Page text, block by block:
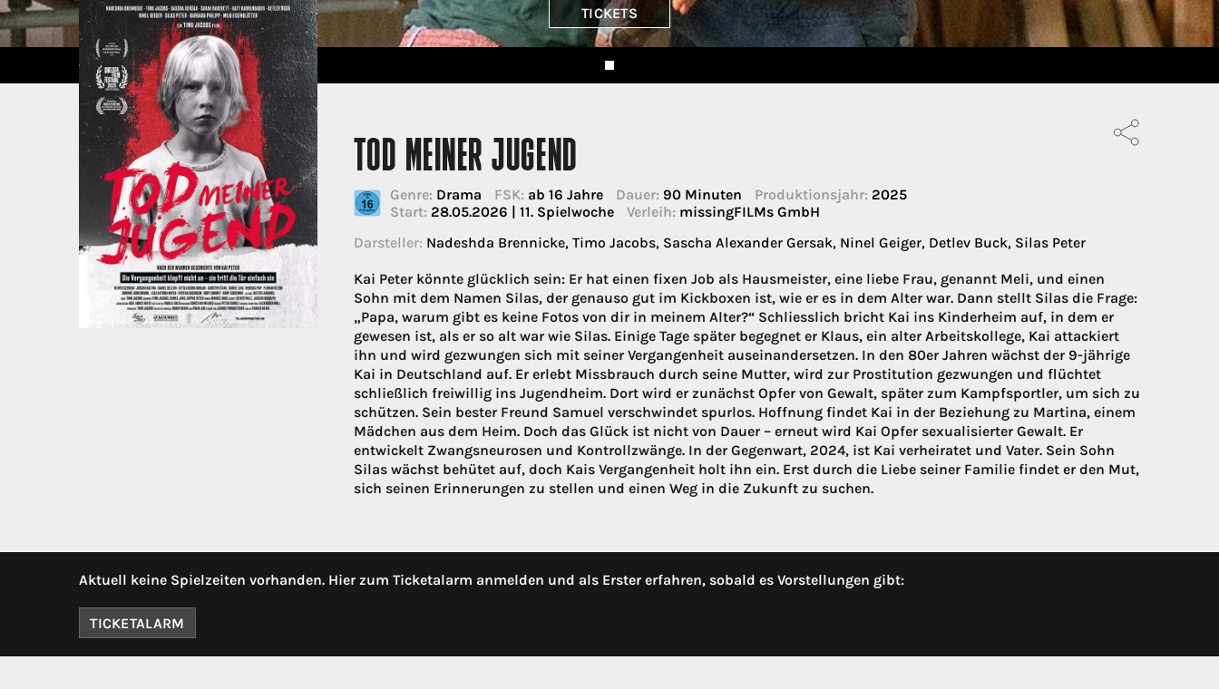
TICKETS
TOD MEINER JUGEND
Genre: Drama FSK: ab 16 Jahre Dauer: 90 Minuten Produktionsjahr: 2025
Start: 28.05.2026 | 11. Spielwoche Verleih: missingFILMs GmbH
Darsteller: Nadeshda Brennicke, Timo Jacobs, Sascha Alexander Gersak, Ninel Geiger, Detlev Buck, Silas Peter
Kai Peter könnte glücklich sein: Er hat einen fixen Job als Hausmeister, eine liebe Frau, genannt Meli, und einen
Sohn mit dem Namen Silas, der genauso gut im Kickboxen ist, wie er es in dem Alter war. Dann stellt Silas die Frage:
„Papa, warum gibt es keine Fotos von dir in meinem Alter?“ Schliesslich bricht Kai ins Kinderheim auf, in dem er
gewesen ist, als er so alt war wie Silas. Einige Tage später begegnet er Klaus, ein alter Arbeitskollege, Kai attackiert
ihn und wird gezwungen sich mit seiner Vergangenheit auseinandersetzen. In den 80er Jahren wächst der 9-jährige
Kai in Deutschland auf. Er erlebt Missbrauch durch seine Mutter, wird zur Prostitution gezwungen und flüchtet
schließlich freiwillig ins Jugendheim. Dort wird er zunächst Opfer von Gewalt, später zum Kampfsportler, um sich zu
schützen. Sein bester Freund Samuel verschwindet spurlos. Hoffnung findet Kai in der Beziehung zu Martina, einem
Mädchen aus dem Heim. Doch das Glück ist nicht von Dauer – erneut wird Kai Opfer sexualisierter Gewalt. Er
entwickelt Zwangsneurosen und Kontrollzwänge. In der Gegenwart, 2024, ist Kai verheiratet und Vater. Sein Sohn
Silas wächst behütet auf, doch Kais Vergangenheit holt ihn ein. Erst durch die Liebe seiner Familie findet er den Mut,
sich seinen Erinnerungen zu stellen und einen Weg in die Zukunft zu suchen.
Aktuell keine Spielzeiten vorhanden. Hier zum Ticketalarm anmelden und als Erster erfahren, sobald es Vorstellungen gibt:
TICKETALARM